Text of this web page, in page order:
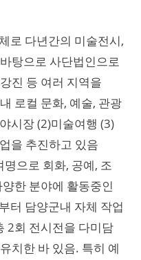
로 다년간의 미술전시,
탕으로 사단법인으로
진 등 여러 지역을
로컬 문화, 예술, 관광
시장 (2)미술여행 (3)
을 추진하고 있음
으로 회화, 공예, 조
한 분야에 활동중인
터 담양군내 자체 작업
2회 전시전을 다미담
치한 바 있음. 특히 예